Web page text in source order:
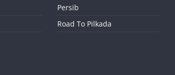
Persib
Road To Pilkada